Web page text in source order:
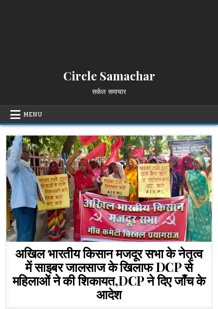
Circle Samachar
सर्कल समाचार
MENU
अखिल भारतीय किसान मजदूर सभा के नेतृत्व
में साइबर जालसाज के खिलाफ DCP से
महिलाओं ने की शिकायत,DCP ने दिए जाँच के
आदेश